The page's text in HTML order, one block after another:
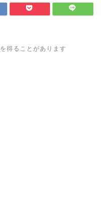
得ることがあります